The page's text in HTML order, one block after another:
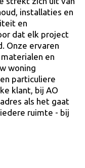
installaties en
en
dat elk project
Onze ervaren
en
woning
particuliere
klant, bij AO
als het gaat
ruimte - bij